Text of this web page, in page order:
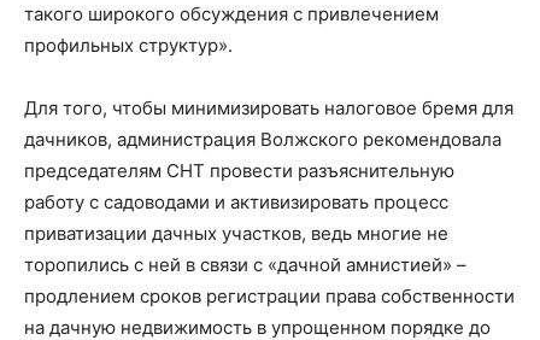
такого широкого обсуждения с привлечением
профильных структур».
Для того, чтобы минимизировать налоговое бремя для
дачников, администрация Волжского рекомендовала
председателям СНТ провести разъяснительную
работу с садоводами и активизировать процесс
приватизации дачных участков, ведь многие не
торопились с ней в связи с «дачной амнистией» –
продлением сроков регистрации права собственности
на дачную недвижимость в упрощенном порядке до